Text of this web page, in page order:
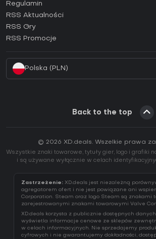
Jak aktywować klucz GOG (CD Key)?
Jak aktywować klucz Ubisoft Connect (CD
Regulamin
RSS Aktualności
RSS Gry
RSS Promocje
Polska (PLN)
Back to the top
© 2026 XD.deals. Wszelkie prawa
Wszystkie znaki towarowe, tytuły gier, logo i grafiki
i są używane wyłącznie w celach
Zastrzeżenie: XD.deals jest niezależną
agregatorem ofert i nie jest powiązane ani
Corporation. Steam oraz logo Steam są znakami
zarejestrowanymi znakami towarowymi Valve
XD.deals korzysta z publicznie dostępnych
wyświetla informacje cenowe ze sklepów
w celach informacyjnych. Nie sprzedajemy
cyfrowych i nie gwarantujemy dokładności,